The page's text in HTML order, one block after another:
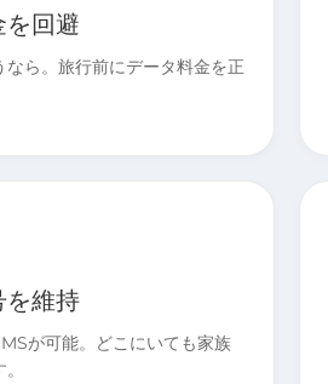
を回避
ら。旅行前にデータ料金を正
を維持
が可能。どこにいても家族